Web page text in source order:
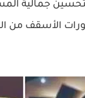
جمالية
الأسقف من